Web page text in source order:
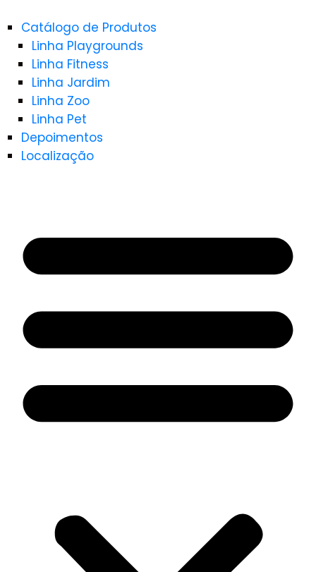
Catálogo de Produtos
Linha Playgrounds
Linha Fitness
Linha Jardim
Linha Zoo
Linha Pet
Depoimentos
Localização